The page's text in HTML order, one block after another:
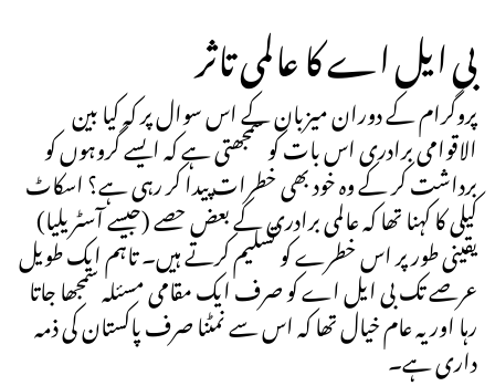
بی ایل اے کا عالمی تاثر
پروگرام کے دوران میزبان کے اس سوال پر کہ کیا بین
الاقوامی برادری اس بات کو سمجھتی ہے کہ ایسے گروہوں کو
برداشت کر کے وہ خود بھی خطرات پیدا کر رہی ہے؟ اسکاٹ
کیلی کا کہنا تھا کہ عالمی برادری کے بعض حصے (جیسے آسٹریلیا)
یقینی طور پر اس خطرے کو تسلیم کرتے ہیں۔ تاہم ایک طویل
عرصے تک بی ایل اے کو صرف ایک مقامی مسئلہ سمجھا جاتا
رہا اور یہ عام خیال تھا کہ اس سے نمٹنا صرف پاکستان کی ذمہ
داری ہے۔